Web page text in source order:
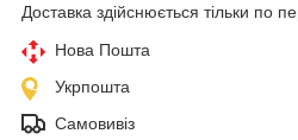
Доставка здійснюється тільки по
Нова Пошта
Укрпошта
Самовивіз